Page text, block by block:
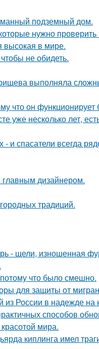
подземный дом.
нужно
высокая в мире.
не обидеть.
выполняла
что он функционирует
несколько лет,
и спасатели всегда
главным дизайнером.
традиций.
- щели, изношенная
что было смешно.
для защиты от
России в надежде на
способов
мира.
киплинга имел